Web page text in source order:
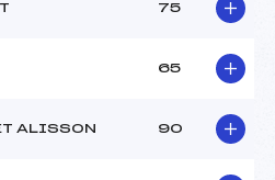
75
65
ALISSON 90